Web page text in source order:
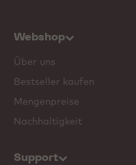
Webshop
Über uns
Bestseller kaufen
Mengenpreise
Nachhaltigkeit
Support